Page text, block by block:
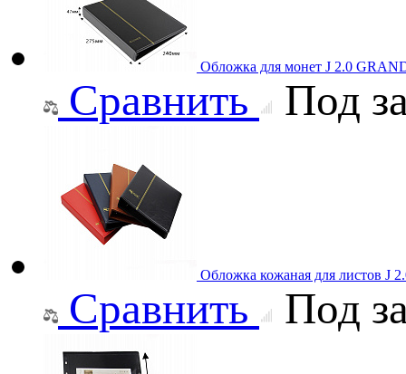
Обложка для монет J 2.0
Сравнить Под
Обложка кожаная для листов J
Сравнить Под